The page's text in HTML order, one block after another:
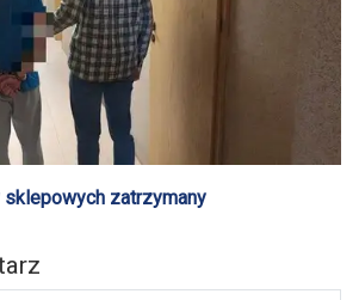
zatrzymany